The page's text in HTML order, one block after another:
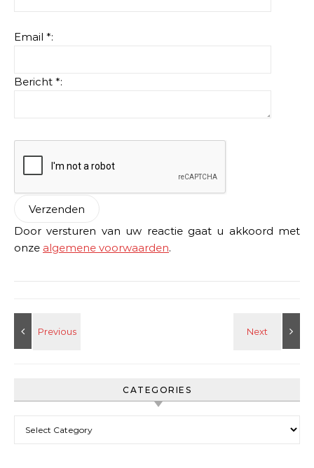
Email *:
Bericht *:
Door versturen van uw reactie gaat u akkoord met
onze algemene voorwaarden.
CATEGORIES